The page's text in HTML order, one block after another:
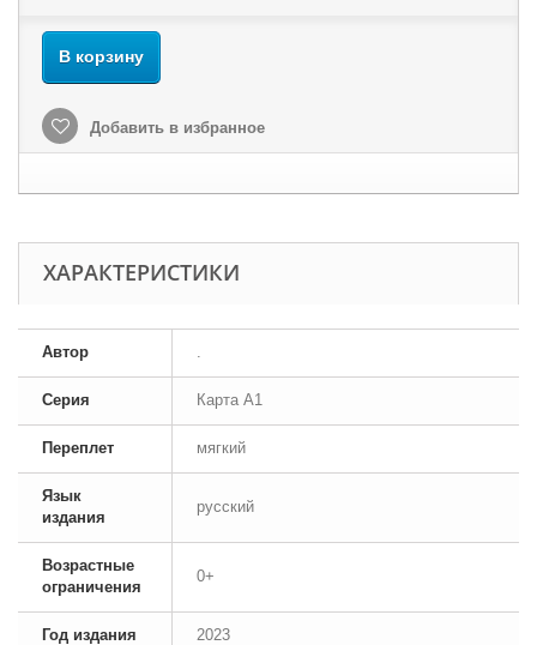
В корзину
Добавить в избранное
ХАРАКТЕРИСТИКИ
Автор
Серия Карта A1
Переплет мягкий
Язык
издания
русский
Возрастные
ограничения
0+
Год издания 2023